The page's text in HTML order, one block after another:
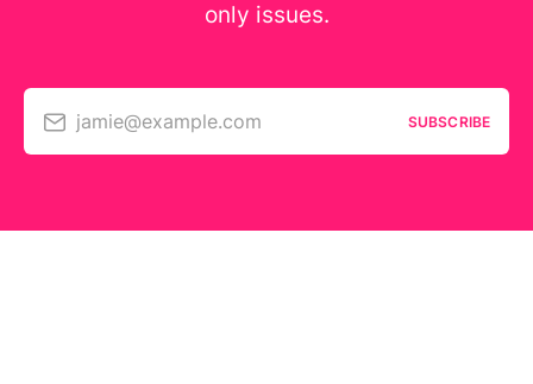
only issues.
jamie@example.com SUBSCRIBE